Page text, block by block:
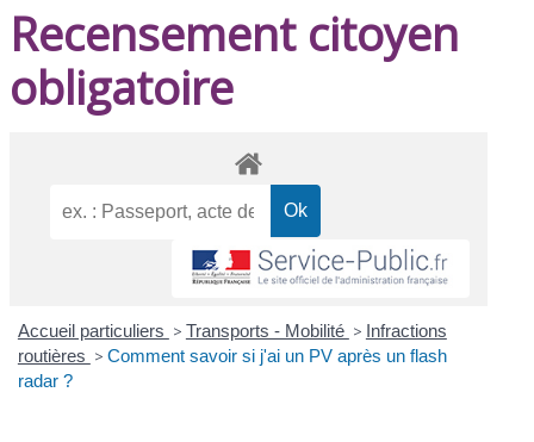
Recensement citoyen
obligatoire
Accueil particuliers > Transports - Mobilité > Infractions
routières > Comment savoir si j'ai un PV après un flash
radar ?